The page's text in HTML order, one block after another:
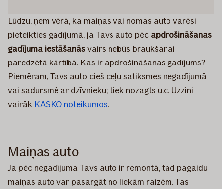
Lūdzu, ņem vērā, ka maiņas vai nomas auto varēsi
pieteikties gadījumā, ja Tavs auto pēc apdrošināšanas
gadījuma iestāšanāsvairs nebūs braukšanai
paredzētā kārtībā. Kas ir apdrošināšanas gadījums?
Piemēram, Tavs auto cieš ceļu satiksmes negadījumā
vai sadursmē ar dzīvnieku; tiek nozagts u.c. Uzzini
vairāk KASKO noteikumos.
Maiņas auto
Ja pēc negadījuma Tavs auto ir remontā, tad pagaidu
maiņas auto var pasargāt no liekām raizēm. Tas